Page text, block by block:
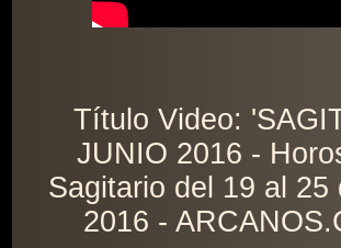
Título Video:
JUNIO 2016 -
Sagitario del 19 al 25
2016 -